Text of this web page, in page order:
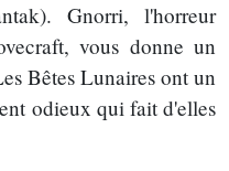
Gnorri, l'horreur
vous donne un
Bêtes Lunaires ont un
odieux qui fait d'elles